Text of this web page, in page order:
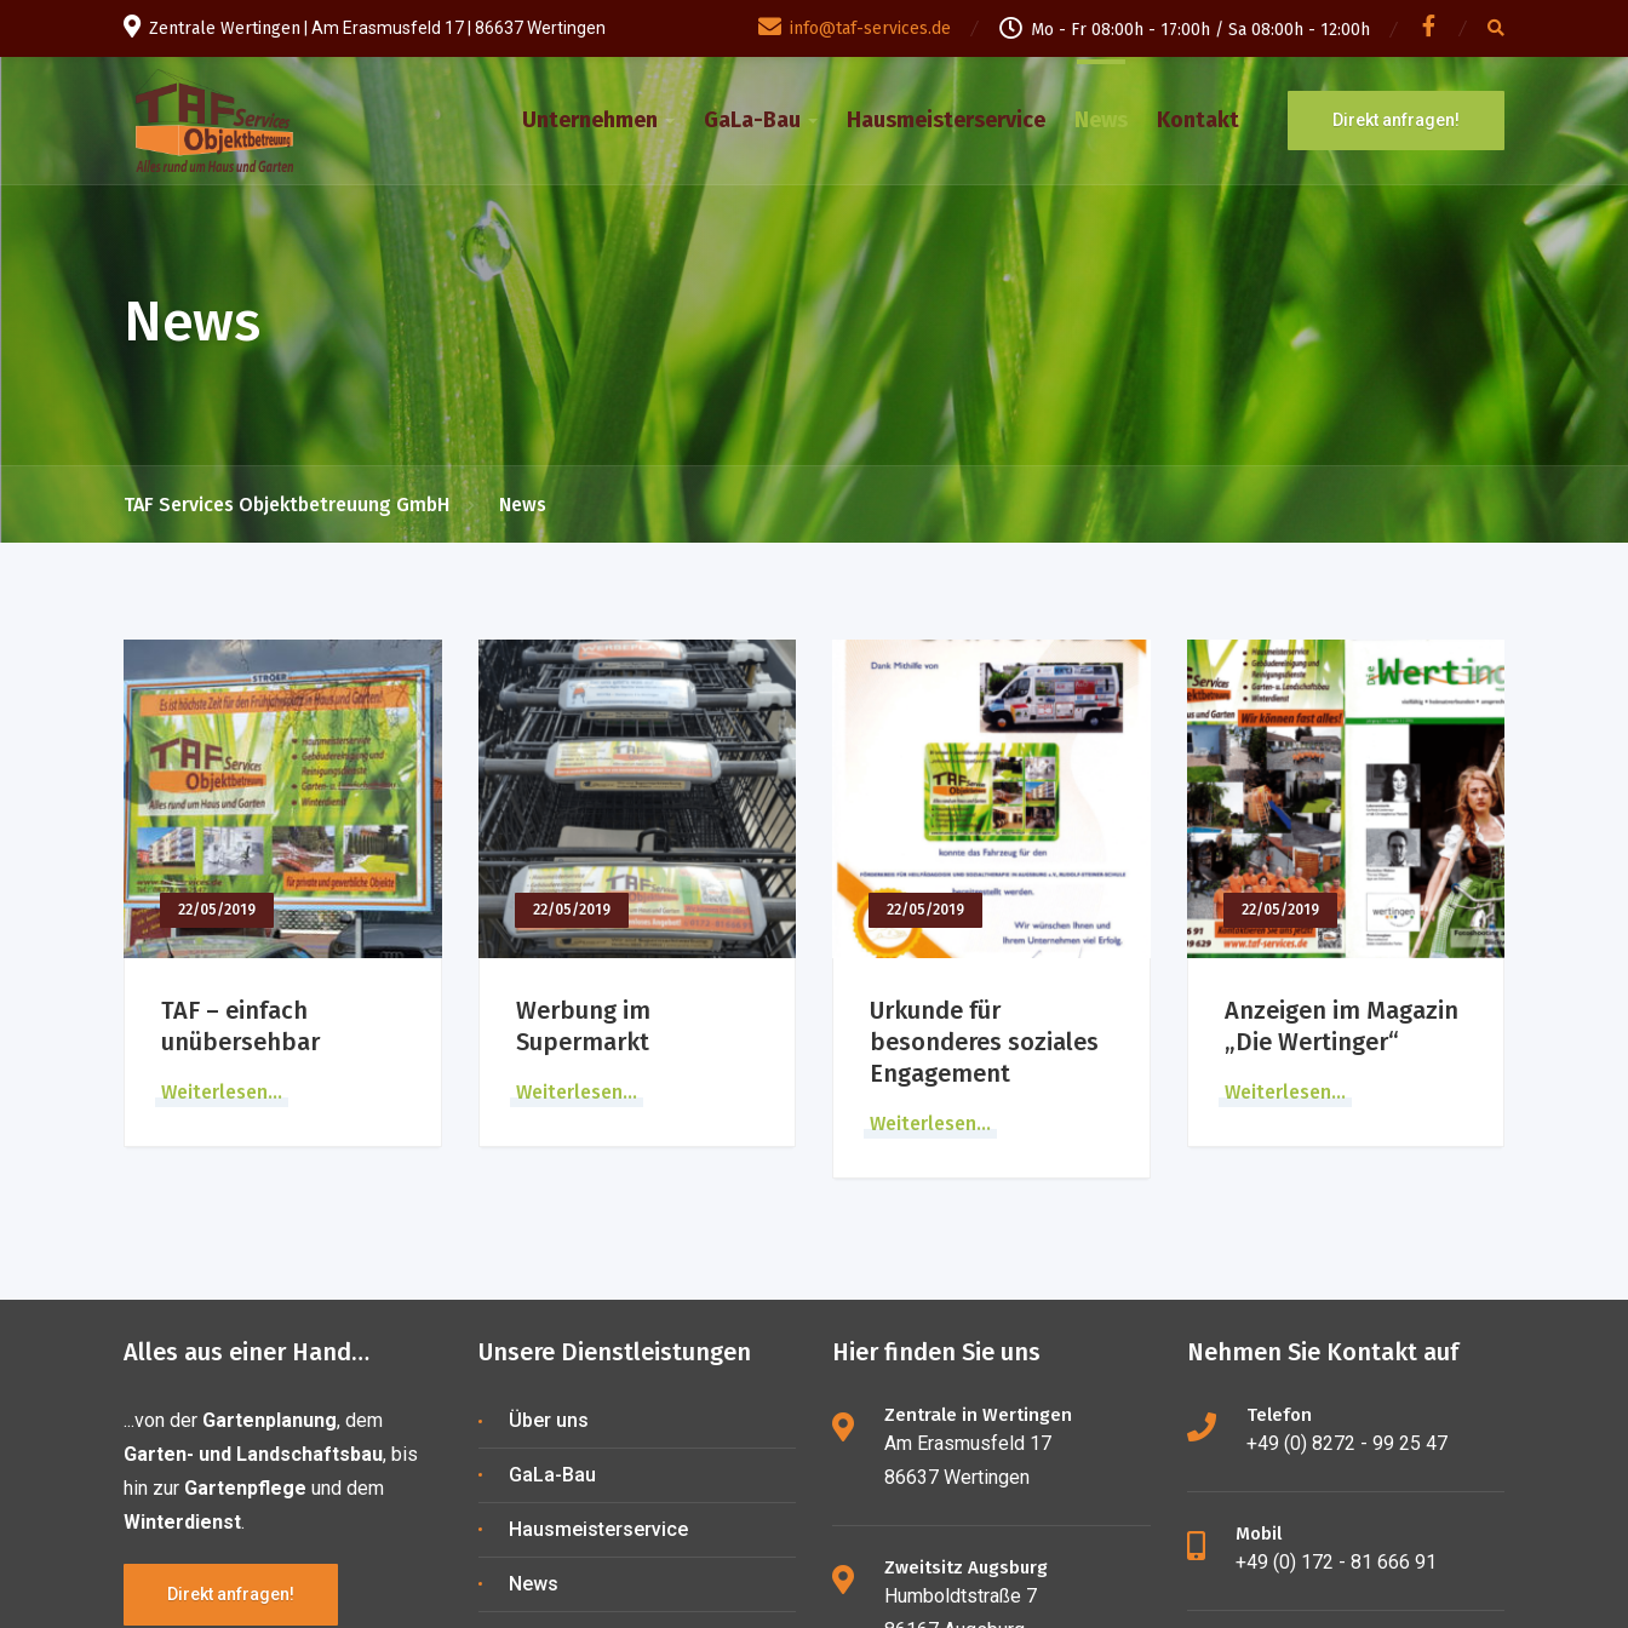
Zentrale Wertingen | Am Erasmusfeld 17 | 86637 Wertingen info@taf-services.de Mo - Fr 08:00h - 17:00h / Sa 08:00h - 12:00h
Unternehmen GaLa-Bau Hausmeisterservice News Kontakt Direkt anfragen!
News
TAF Services Objektbetreuung GmbH News
22/05/2019
TAF – einfach
unübersehbar
Weiterlesen...
22/05/2019
Werbung im
Supermarkt
Weiterlesen...
22/05/2019
Urkunde für
besonderes soziales
Engagement
Weiterlesen...
22/05/2019
Anzeigen im Magazin
„Die Wertinger“
Weiterlesen...
Alles aus einer Hand…
...von der Gartenplanung, dem
Garten- und Landschaftsbau, bis
hin zur Gartenpflege und dem
Winterdienst.
Direkt anfragen!
Unsere Dienstleistungen
Über uns
GaLa-Bau
Hausmeisterservice
News
Hier finden Sie uns
Zentrale in Wertingen
Am Erasmusfeld 17
86637 Wertingen
Zweitsitz Augsburg
Humboldtstraße 7
Nehmen Sie Kontakt auf
Telefon
+49 (0) 8272 - 99 25 47
Mobil
+49 (0) 172 - 81 666 91